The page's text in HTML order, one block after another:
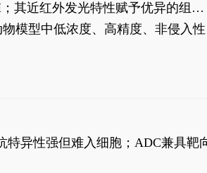
其近红外发光特性赋予优异的组织
。模型中低浓度、高精度、非侵入性
特异性强但难入细胞；ADC兼具靶